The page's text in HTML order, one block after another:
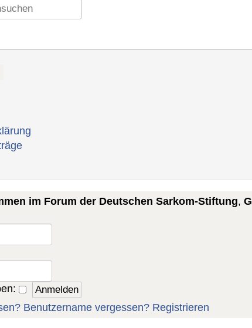
im Forum der Deutschen Sarkom-Stiftung,
Benutzername vergessen? Registrieren